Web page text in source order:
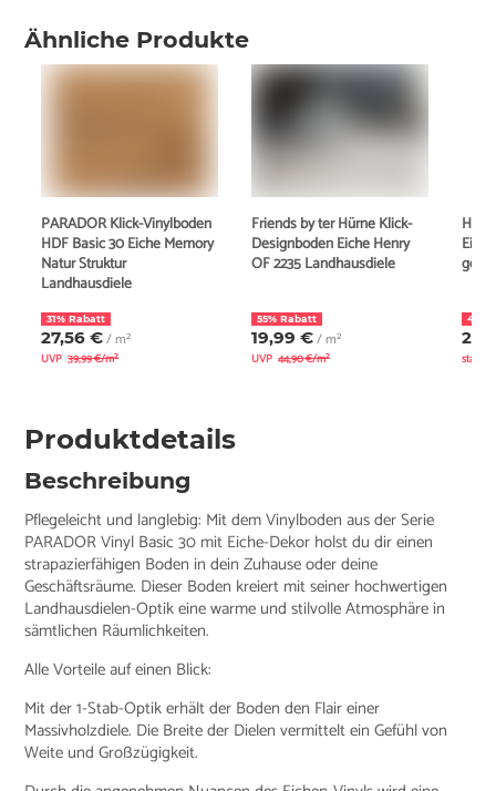
Ähnliche Produkte
PARADOR Klick-Vinylboden
HDF Basic 30 Eiche Memory
Natur Struktur
Landhausdiele
31% Rabatt
27,56 €/ m²
UVP 39,99 €/m²
Friends by ter Hürne Klick-
Designboden Eiche Henry
OF 2235 Landhausdiele
55% Rabatt
19,99 €/ m²
UVP 44,90 €/m²
46%
statt
Produktdetails
Beschreibung
Pflegeleicht und langlebig: Mit dem Vinylboden aus der Serie
PARADOR Vinyl Basic 30 mit Eiche-Dekor holst du dir einen
strapazierfähigen Boden in dein Zuhause oder deine
Geschäftsräume. Dieser Boden kreiert mit seiner hochwertigen
Landhausdielen-Optik eine warme und stilvolle Atmosphäre in
sämtlichen Räumlichkeiten.
Alle Vorteile auf einen Blick:
Mit der 1-Stab-Optik erhält der Boden den Flair einer
Massivholzdiele. Die Breite der Dielen vermittelt ein Gefühl von
Weite und Großzügigkeit.